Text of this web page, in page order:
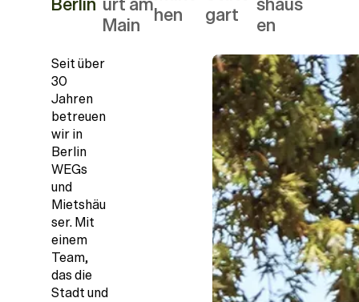
Berlin urt am
Main
hen
gart
shaus
en
Seit über
30
Jahren
betreuen
wir in
Berlin
WEGs
und
Mietshäu
ser. Mit
einem
Team,
das die
Stadt und